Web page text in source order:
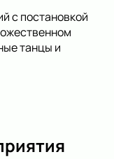
с постановкой
танцы и